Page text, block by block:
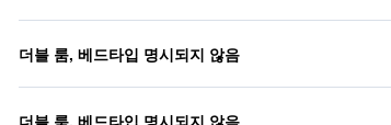
더블 룸, 베드타입 명시되지 않음
더블 룸, 베드타입 명시되지 않음